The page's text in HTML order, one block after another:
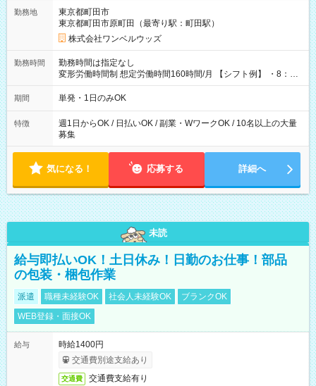
勤務地
東京都町田市
東京都町田市原町田（最寄り駅：町田駅）
株式会社ワンベルウッズ
勤務時間
勤務時間は指定なし
変形労働時間制 想定労働時間160時間/月 【シフト例】 ・8：00
～21：00
期間 単発・1日のみOK
特徴
週1日からOK / 日払いOK / 副業・WワークOK / 10名以上の大量
募集
気になる！ 応募する 詳細へ
未読
給与即払いOK！土日休み！日勤のお仕事！部品
の包装・梱包作業
派遣 職種未経験OK 社会人未経験OK
ブランクOK
WEB登録・面接OK
給与
時給1400円
交通費別途支給あり
交通費 交通費支給有り